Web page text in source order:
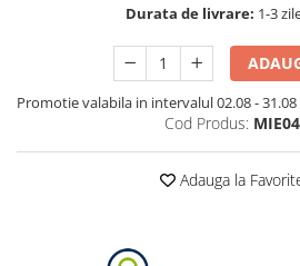
Durata de livrare: 1-3
Promotie valabila in intervalul 02.08 -
Cod Produs:
Adauga la